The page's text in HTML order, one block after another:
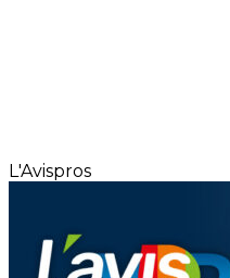
L'Avispros